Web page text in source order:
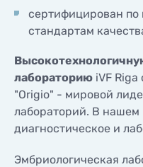
ЦЕНЫ
ПОЛЕЗНО
ЦЕНЫ
КОНТАКТЫ
сертифицирован
стандартам
лабораторию iVF
"Origio" - мировой
лабораторий. В
диагностическое и
Эмбриологическая